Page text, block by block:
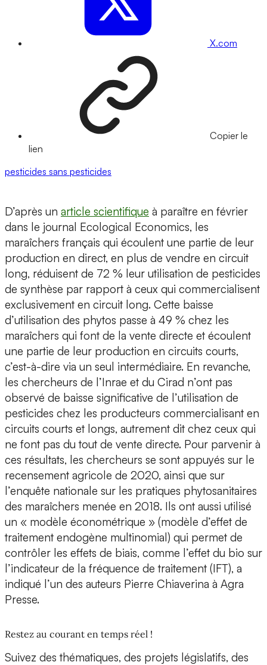
X.com
Copier le
lien
pesticides sans pesticides
D’après un article scientifique à paraître en février
dans le journal Ecological Economics, les
maraîchers français qui écoulent une partie de leur
production en direct, en plus de vendre en circuit
long, réduisent de 72 % leur utilisation de pesticides
de synthèse par rapport à ceux qui commercialisent
exclusivement en circuit long. Cette baisse
d’utilisation des phytos passe à 49 % chez les
maraîchers qui font de la vente directe et écoulent
une partie de leur production en circuits courts,
c’est-à-dire via un seul intermédiaire. En revanche,
les chercheurs de l’Inrae et du Cirad n’ont pas
observé de baisse significative de l’utilisation de
pesticides chez les producteurs commercialisant en
circuits courts et longs, autrement dit chez ceux qui
ne font pas du tout de vente directe. Pour parvenir à
ces résultats, les chercheurs se sont appuyés sur le
recensement agricole de 2020, ainsi que sur
l’enquête nationale sur les pratiques phytosanitaires
des maraîchers menée en 2018. Ils ont aussi utilisé
un « modèle économétrique » (modèle d’effet de
traitement endogène multinomial) qui permet de
contrôler les effets de biais, comme l’effet du bio sur
l’indicateur de la fréquence de traitement (IFT), a
indiqué l’un des auteurs Pierre Chiaverina à Agra
Presse.
Restez au courant en temps réel !
Suivez des thématiques, des projets législatifs, des